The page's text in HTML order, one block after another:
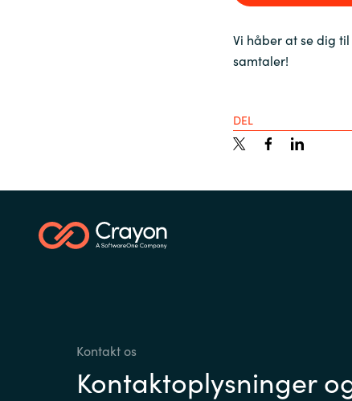
Vi håber at se dig
samtaler!
DEL
Kontakt os
Kontaktoplysninger